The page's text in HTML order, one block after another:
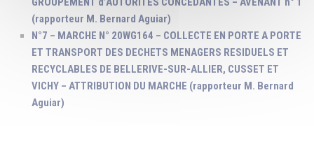
(rapporteur M. Bernard Aguiar)
N°7 – MARCHE N° 20WG164 – COLLECTE EN PORTE A PORTE
ET TRANSPORT DES DECHETS MENAGERS RESIDUELS ET
RECYCLABLES DE BELLERIVE-SUR-ALLIER, CUSSET ET
VICHY – ATTRIBUTION DU MARCHE (rapporteur M. Bernard
Aguiar)